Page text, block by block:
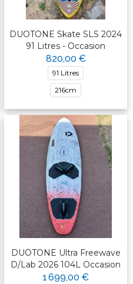
DUOTONE Skate SLS 2024
91 Litres - Occasion
820,00 €
91 Litres
216cm
DUOTONE Ultra Freewave
D/Lab 2026 104L Occasion
1 699,00 €